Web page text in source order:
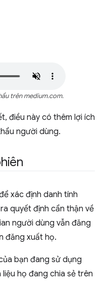
trên medium.com.
điều này có thêm lợi ích
người dùng.
xác định danh tính
quyết định cẩn thận về
người dùng vẫn đăng
đăng xuất họ.
bạn đang sử dụng
họ đang chia sẻ trên